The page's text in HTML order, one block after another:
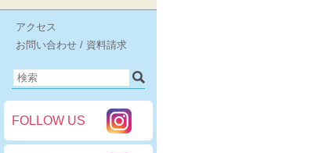
アクセス
お問い合わせ / 資料請求
FOLLOW US